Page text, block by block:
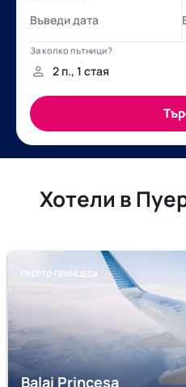
Хотели в
ПУЕРТО ПРИНЦЕСА
Balai Princesa